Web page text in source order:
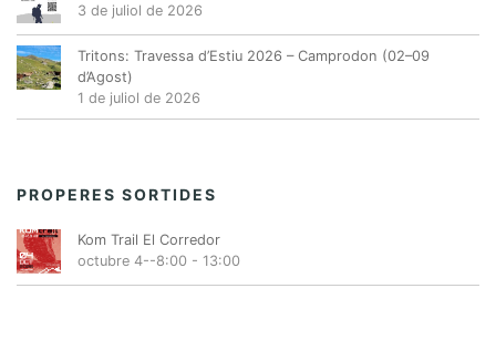
3 de juliol de 2026
Tritons: Travessa d’Estiu 2026 – Camprodon (02–09
d’Agost)
1 de juliol de 2026
PROPERES SORTIDES
Kom Trail El Corredor
octubre 4--8:00 - 13:00